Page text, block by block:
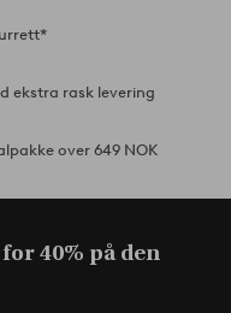
ekstra rask levering
over 649 NOK
40% på den